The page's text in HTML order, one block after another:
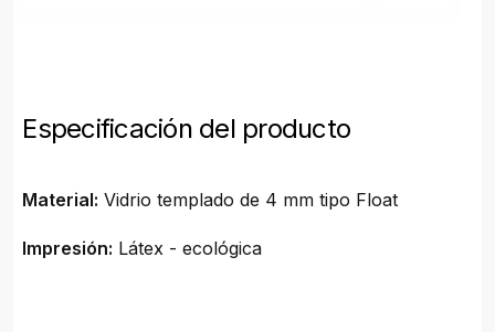
Especificación del producto
Material: Vidrio templado de 4 mm tipo Float
Impresión: Látex - ecológica